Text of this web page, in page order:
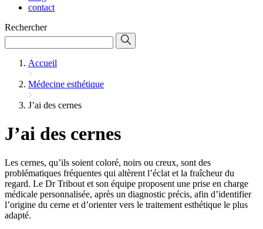
contact
Rechercher
Accueil
Médecine esthétique
J’ai des cernes
J’ai des cernes
Les cernes, qu’ils soient coloré, noirs ou creux, sont des
problématiques fréquentes qui altèrent l’éclat et la fraîcheur du
regard. Le Dr Tribout et son équipe proposent une prise en charge
médicale personnalisée, après un diagnostic précis, afin d’identifier
l’origine du cerne et d’orienter vers le traitement esthétique le plus
adapté.